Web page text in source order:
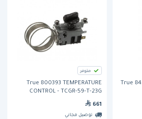
True
متوفر
True 800393 TEMPERATURE
CONTROL - TCGR-59-T-23G
661
توصيل مجاني